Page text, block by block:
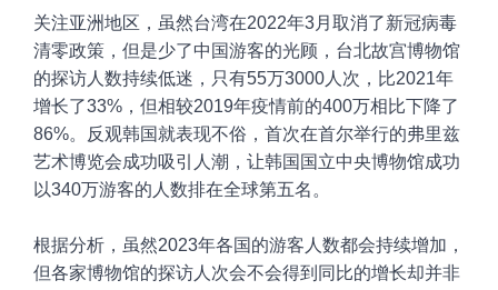
关注亚洲地区，虽然台湾在2022年3月取消了新冠病毒
清零政策，但是少了中国游客的光顾，台北故宫博物馆
的探访人数持续低迷，只有55万3000人次，比2021年
增长了33%，但相较2019年疫情前的400万相比下降了
86%。反观韩国就表现不俗，首次在首尔举行的弗里兹
艺术博览会成功吸引人潮，让韩国国立中央博物馆成功
以340万游客的人数排在全球第五名。
根据分析，虽然2023年各国的游客人数都会持续增加，
但各家博物馆的探访人次会不会得到同比的增长却并非